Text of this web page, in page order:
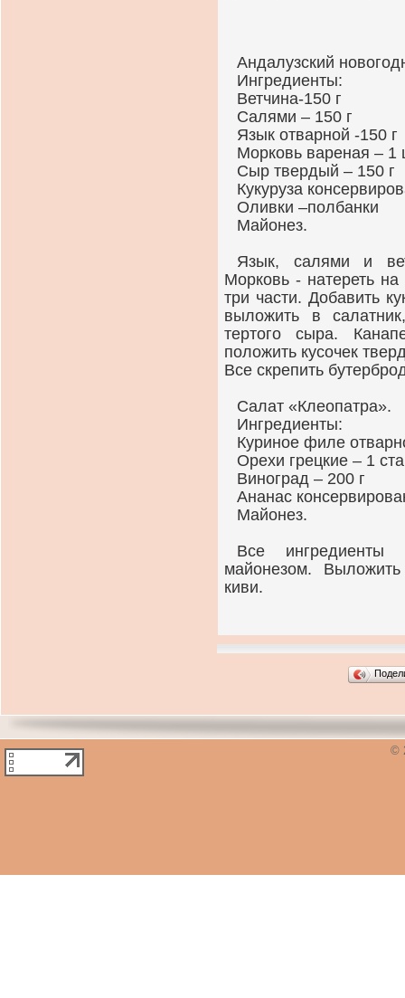
Андалузский
Ингредиенты:
Ветчина-150 г
Салями – 150 г
Язык отварной -150 г
Морковь вареная – 1
Сыр твердый – 150 г
Кукуруза
Оливки –полбанки
Майонез.
Язык, салями и
Морковь - натереть на
три части. Добавить
выложить в
тертого сыра.
положить кусочек
Все скрепить
Салат «Клеопатра».
Ингредиенты:
Куриное филе
Орехи грецкие – 1
Виноград – 200 г
Ананас
Майонез.
Все ингредиенты
майонезом.
киви.
©